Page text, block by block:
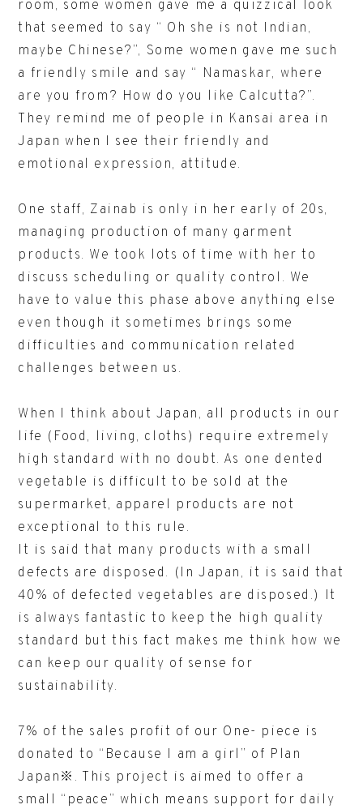
room, some women gave me a quizzical look
that seemed to say “ Oh she is not Indian,
maybe Chinese?”, Some women gave me such
a friendly smile and say “ Namaskar, where
are you from? How do you like Calcutta?”.
They remind me of people in Kansai area in
Japan when I see their friendly and
emotional expression, attitude.
One staff, Zainab is only in her early of 20s,
managing production of many garment
products. We took lots of time with her to
discuss scheduling or quality control. We
have to value this phase above anything else
even though it sometimes brings some
difficulties and communication related
challenges between us.
When I think about Japan, all products in our
life (Food, living, cloths) require extremely
high standard with no doubt. As one dented
vegetable is difficult to be sold at the
supermarket, apparel products are not
exceptional to this rule.
It is said that many products with a small
defects are disposed. (In Japan, it is said that
40% of defected vegetables are disposed.) It
is always fantastic to keep the high quality
standard but this fact makes me think how we
can keep our quality of sense for
sustainability.
7% of the sales profit of our One- piece is
donated to “Because I am a girl” of Plan
Japan※. This project is aimed to offer a
small “peace” which means support for daily